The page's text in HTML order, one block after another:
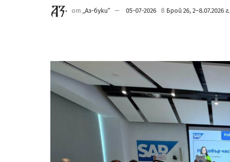
от „Аз-буки“ 05-07-2026 в Брой 26, 2–8.07.2026 г.